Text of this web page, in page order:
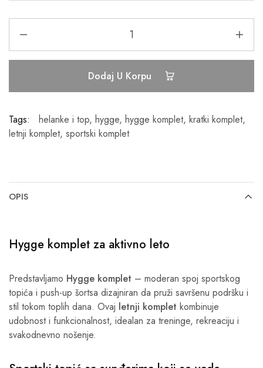
Dodaj U Korpu
Tags: helanke i top, hygge, hygge komplet, kratki komplet,
letnji komplet, sportski komplet
OPIS
Hygge komplet za aktivno leto
Predstavljamo Hygge komplet – moderan spoj sportskog
topića i push-up šortsa dizajniran da pruži savršenu podršku i
stil tokom toplih dana. Ovaj letnji komplet kombinuje
udobnost i funkcionalnost, idealan za treninge, rekreaciju i
svakodnevno nošenje.